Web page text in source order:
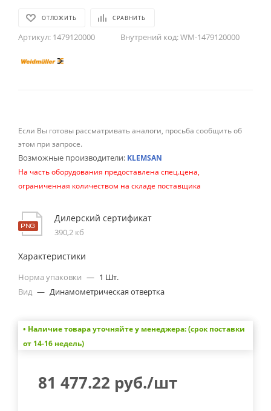
ОТЛОЖИТЬ СРАВНИТЬ
Артикул: 1479120000 Внутрений код:WM-1479120000
Если Вы готовы рассматривать аналоги, просьба сообщить об
этом при запросе.
Возможные производители: KLEMSAN
На часть оборудования предоставлена спец.цена,
ограниченная количеством на складе поставщика
Дилерский сертификат
390,2 кб
Характеристики
Норма упаковки — 1 Шт.
Вид — Динамометрическая отвертка
• Наличие товара уточняйте у менеджера: (срок поставки
от 14-16 недель)
81 477.22 руб./шт